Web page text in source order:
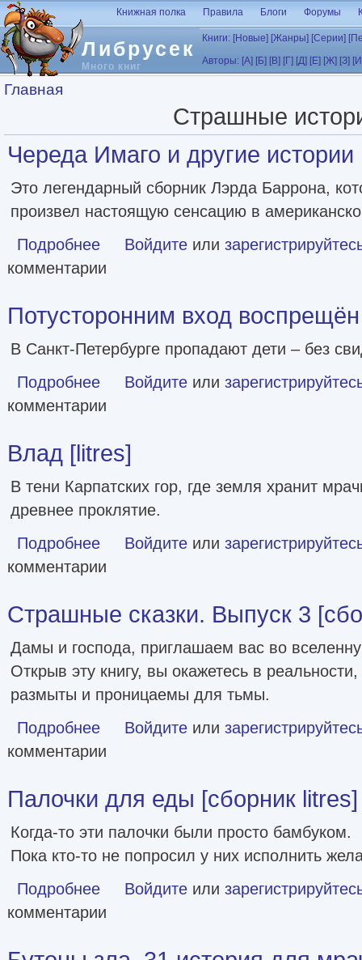
Перейти к основному содержанию
Либрусек
Много книг
Книжная полка Правила Блоги Форумы
Книги: [Новые] [Жанры] [Серии]
Авторы: [А] [Б] [В] [Г] [Д] [Е] [Ж] [З]
Вы здесь
Главная
Страшные
Череда Имаго и другие истории
Это легендарный сборник Лэрда Баррона,
произвел настоящую сенсацию в
Подробнее о Череда Имаго и другие истории [litres]
Войдите или
комментарии
Потусторонним вход
В Санкт-Петербурге пропадают дети – без
Подробнее о Потусторонним вход воспрещён [litres]
Войдите или
комментарии
Влад [litres]
В тени Карпатских гор, где земля хранит
древнее проклятие.
Подробнее о Влад [litres]
Войдите или
комментарии
Страшные сказки. Выпуск 3
Дамы и господа, приглашаем вас во
Открыв эту книгу, вы окажетесь в
размыты и проницаемы для тьмы.
Подробнее о Страшные сказки. Выпуск 3 [сборник litres]
Войдите или
комментарии
Палочки для еды [сборник litres]
Когда-то эти палочки были просто бамбуком.
Пока кто-то не попросил у них исполнить
Подробнее о Палочки для еды [сборник litres]
Войдите или
комментарии